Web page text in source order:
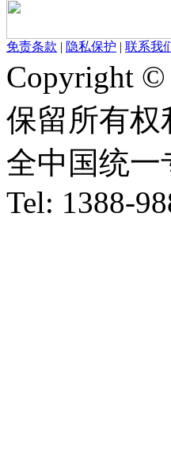
免责条款 | 隐私保护 | 联系我
Copyright
保留所有权
全中国统一
Tel: 1388-